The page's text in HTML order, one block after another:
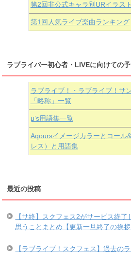
第2回非公式キャラ別URイラス
第1回人気ライブ楽曲ランキング
ラブライバー初心者・LIVEに向けての
ラブライブ！・ラブライブ！サ
「略称」一覧
μ’s用語集一覧
Aqoursイメージカラーとコール
レス）と用語集
最近の投稿
【サ終】スクフェス2がサービス終
思うことまとめ【更新一旦終了の挨拶
【ラブライブ！スクフェス】過去の